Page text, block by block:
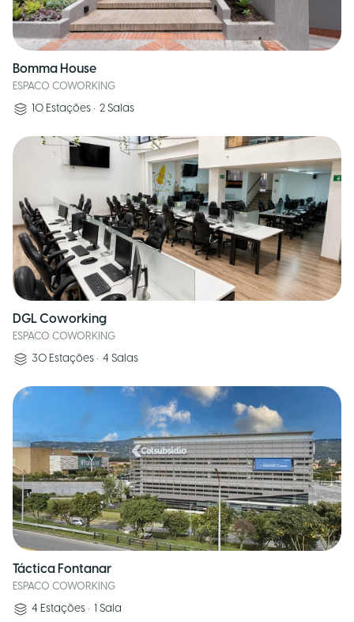
Bomma House
ESPACO COWORKING
10 Estações • 2 Salas
DGL Coworking
ESPACO COWORKING
30 Estações • 4 Salas
Táctica Fontanar
ESPACO COWORKING
4 Estações • 1 Sala